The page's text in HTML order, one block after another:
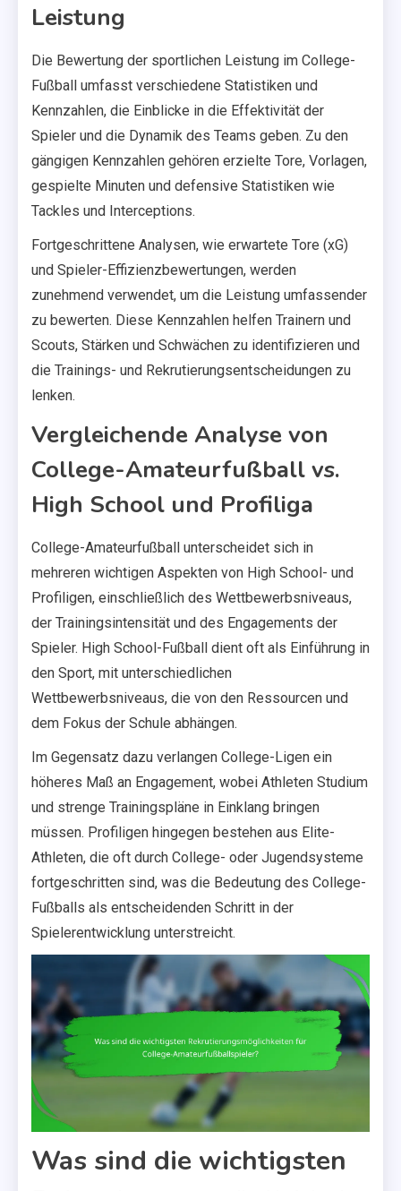
Leistung
Die Bewertung der sportlichen Leistung im College-
Fußball umfasst verschiedene Statistiken und
Kennzahlen, die Einblicke in die Effektivität der
Spieler und die Dynamik des Teams geben. Zu den
gängigen Kennzahlen gehören erzielte Tore, Vorlagen,
gespielte Minuten und defensive Statistiken wie
Tackles und Interceptions.
Fortgeschrittene Analysen, wie erwartete Tore (xG)
und Spieler-Effizienzbewertungen, werden
zunehmend verwendet, um die Leistung umfassender
zu bewerten. Diese Kennzahlen helfen Trainern und
Scouts, Stärken und Schwächen zu identifizieren und
die Trainings- und Rekrutierungsentscheidungen zu
lenken.
Vergleichende Analyse von
College-Amateurfußball vs.
High School und Profiliga
College-Amateurfußball unterscheidet sich in
mehreren wichtigen Aspekten von High School- und
Profiligen, einschließlich des Wettbewerbsniveaus,
der Trainingsintensität und des Engagements der
Spieler. High School-Fußball dient oft als Einführung in
den Sport, mit unterschiedlichen
Wettbewerbsniveaus, die von den Ressourcen und
dem Fokus der Schule abhängen.
Im Gegensatz dazu verlangen College-Ligen ein
höheres Maß an Engagement, wobei Athleten Studium
und strenge Trainingspläne in Einklang bringen
müssen. Profiligen hingegen bestehen aus Elite-
Athleten, die oft durch College- oder Jugendsysteme
fortgeschritten sind, was die Bedeutung des College-
Fußballs als entscheidenden Schritt in der
Spielerentwicklung unterstreicht.
Was sind die wichtigsten